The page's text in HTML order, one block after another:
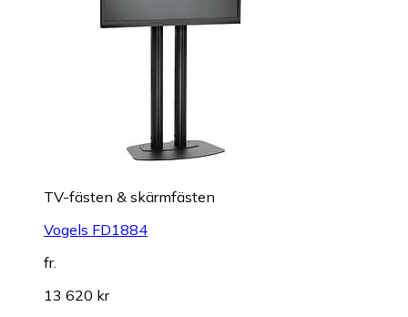
TV-fästen & skärmfästen
Vogels FD1884
fr.
13 620 kr